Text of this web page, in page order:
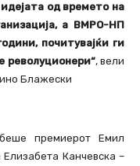
од времето на
а ВМРО-НП
почитувајќи ги
револуционери“, вели
Блажески
премиерот Емил
Канчевска –